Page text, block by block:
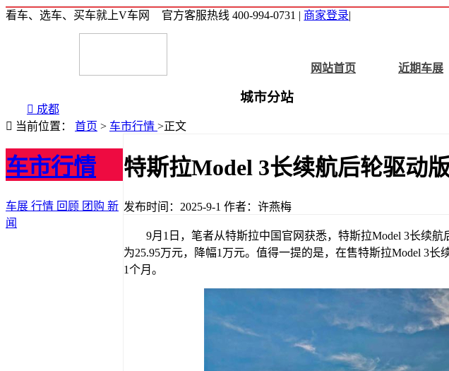
看车、选车、买车就上V车网 官方客服热线 400-994-0731 | 商家登录|
 成都
网站首页 近期车展
 当前位置： 首页 > 车市行情 >正文
车市行情
车展 行情 回顾 团购 新
闻
特斯拉Model 3长续航后轮驱动
发布时间：2025-9-1 作者：许燕梅
9月1日，笔者从特斯拉中国官网获悉，特斯拉Model 3长续
为25.95万元，降幅1万元。值得一提的是，在售特斯拉Model 3
1个月。
城市分站